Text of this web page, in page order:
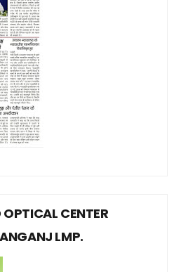
OPTICAL CENTER
LMP.